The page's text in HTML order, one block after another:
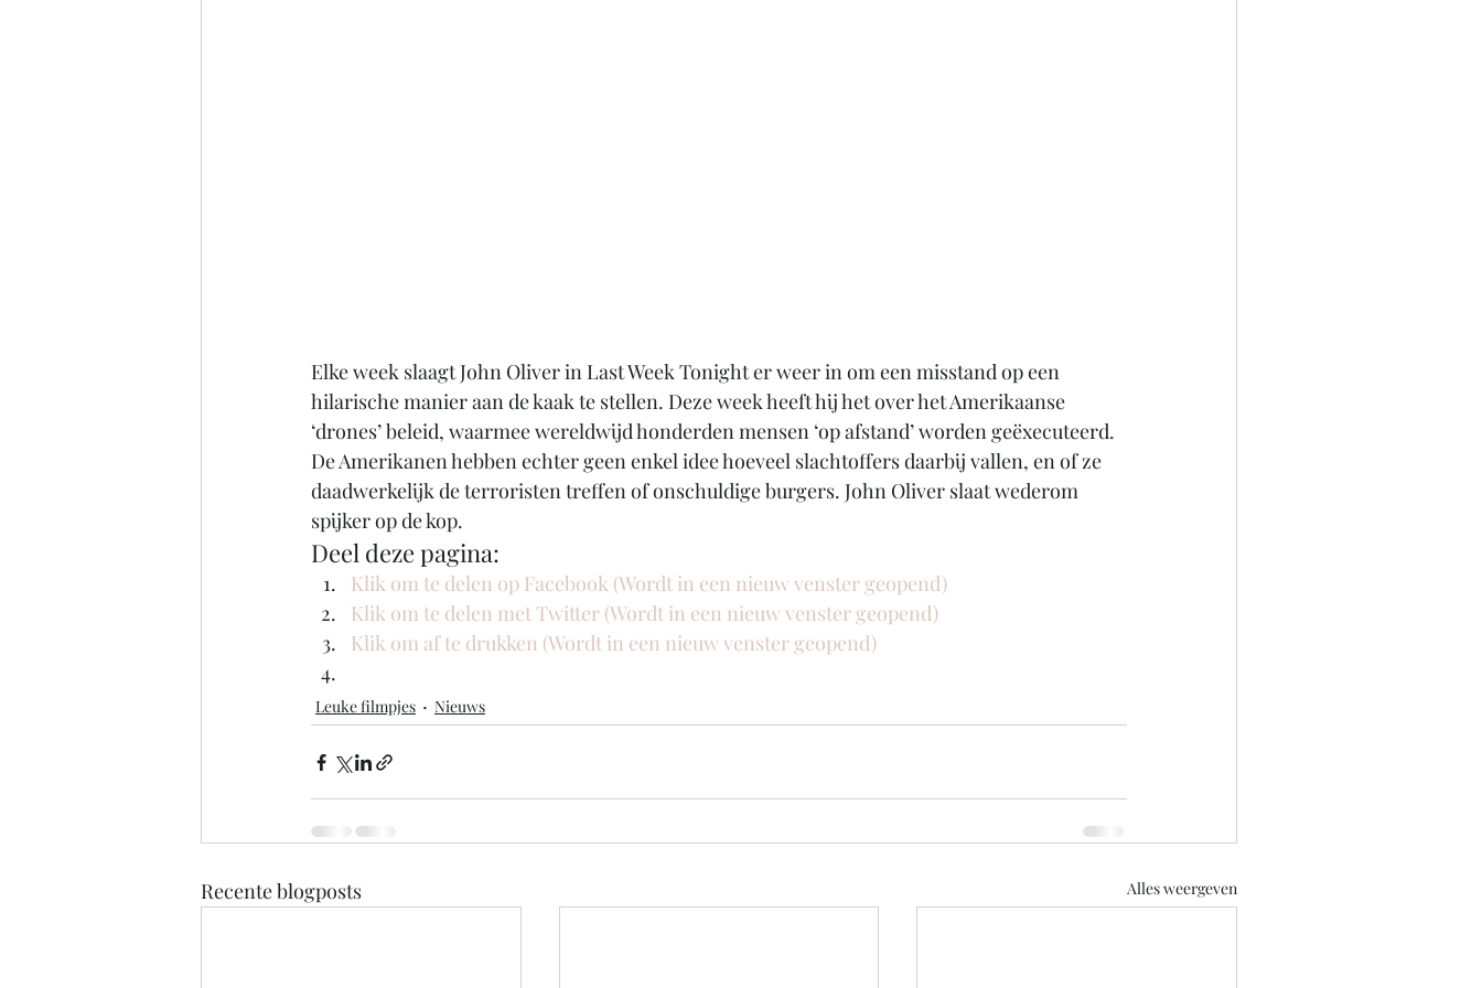
Elke week slaagt John Oliver in Last Week Tonight er weer in om een misstand op een
hilarische manier aan de kaak te stellen. Deze week heeft hij het over het Amerikaanse
‘drones’ beleid, waarmee wereldwijd honderden mensen ‘op afstand’ worden geëxecuteerd.
De Amerikanen hebben echter geen enkel idee hoeveel slachtoffers daarbij vallen, en of ze
daadwerkelijk de terroristen treffen of onschuldige burgers. John Oliver slaat wederom
spijker op de kop.
Deel deze pagina:
Klik om te delen op Facebook (Wordt in een nieuw venster geopend)
Klik om te delen met Twitter (Wordt in een nieuw venster geopend)
Klik om af te drukken (Wordt in een nieuw venster geopend)
Leuke filmpjes Nieuws
Recente blogposts Alles weergeven